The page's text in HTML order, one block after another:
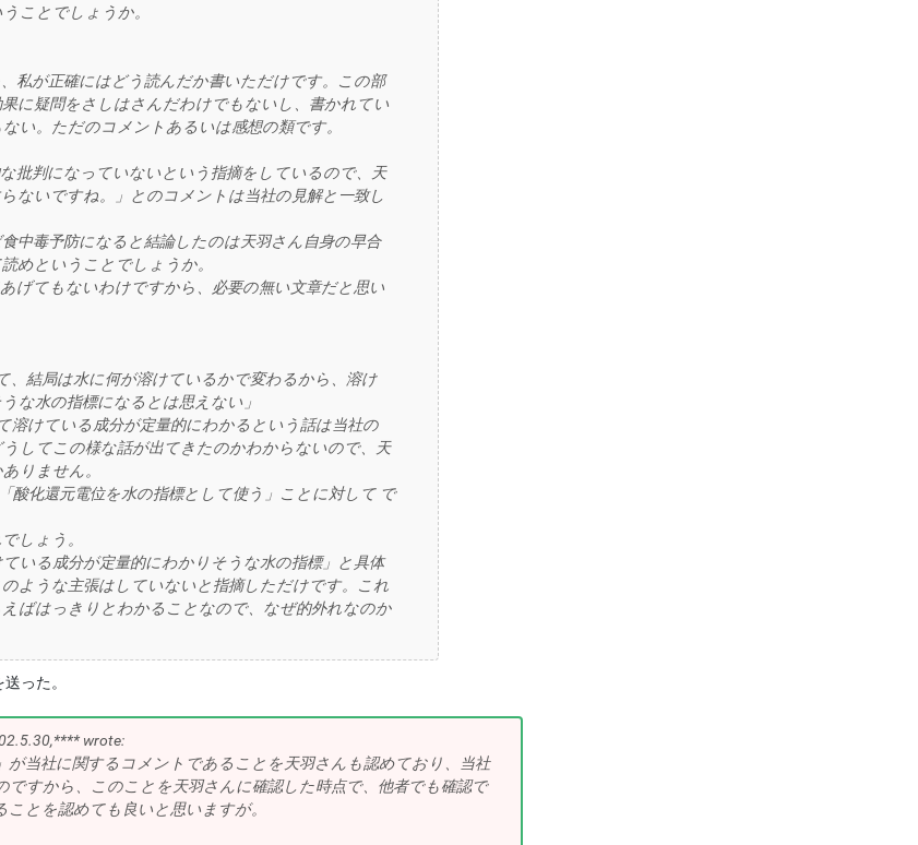
ことでしょうか。
が正確にはどう読んだか書いただけです。この部
に疑問をさしはさんだわけでもないし、書かれてい
い。ただのコメントあるいは感想の類です。
批判になっていないという指摘をしているので、天
ないですね。」とのコメントは当社の見解と一致し
中毒予防になると結論したのは天羽さん自身の早合
めということでしょうか。
げてもないわけですから、必要の無い文章だと思い
結局は水に何が溶けているかで変わるから、溶け
な水の指標になるとは思えない」
けている成分が定量的にわかるという話は当社の
してこの様な話が出てきたのかわからないので、天
りません。
化還元電位を水の指標として使う」ことに対して で
しょう。
いる成分が定量的にわかりそうな水の指標」と具体
ような主張はしていないと指摘しただけです。これ
ばはっきりとわかることなので、なぜ的外れなのか
った。
wrote:
が当社に関するコメントであることを天羽さんも認めており、当社
ですから、このことを天羽さんに確認した時点で、他者でも確認で
ことを認めても良いと思いますが。